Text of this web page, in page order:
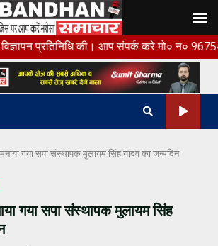
की। आप संपर्क करे मो० न० 9675456888
गया सपा संस्थापक मुलायम सिंह यादव का जन्मदिन
गया सपा संस्थापक मुलायम सिंह